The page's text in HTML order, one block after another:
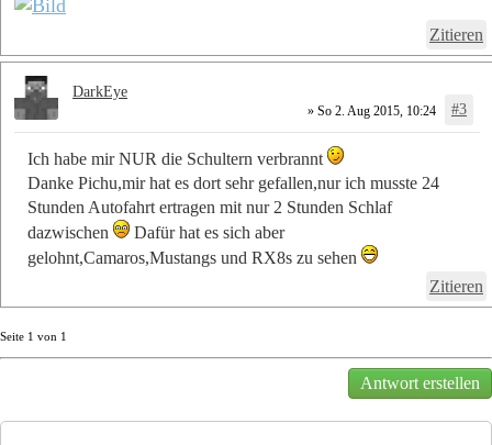
Zitieren
» So 2. Aug 2015, 10:24 #3
Ich habe mir NUR die Schultern verbrannt
Danke Pichu,mir hat es dort sehr gefallen,nur ich musste 24
Stunden Autofahrt ertragen mit nur 2 Stunden Schlaf
dazwischen
Dafür hat es sich aber
gelohnt,Camaros,Mustangs und RX8s zu sehen
Zitieren
DarkEye
Seite 1 von 1
Antwort erstellen